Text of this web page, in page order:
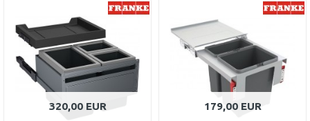
DO KOŠÍKA
Porovnať
DO KOŠÍKA
Porovnať
320,00 EUR 179,00 EUR